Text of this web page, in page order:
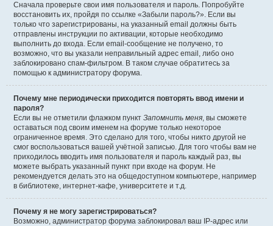
Сначала проверьте свои имя пользователя и пароль. Попробуйте
восстановить их, пройдя по ссылке «Забыли пароль?». Если вы
только что зарегистрированы, на указанный email должны быть
отправлены инструкции по активации, которые необходимо
выполнить до входа. Если email-сообщение не получено, то
возможно, что вы указали неправильный адрес email, либо оно
заблокировано спам-фильтром. В таком случае обратитесь за
помощью к администратору форума.
Почему мне периодически приходится повторять ввод имени и
пароля?
Если вы не отметили флажком пункт Запомнить меня, вы сможете
оставаться под своим именем на форуме только некоторое
ограниченное время. Это сделано для того, чтобы никто другой не
смог воспользоваться вашей учётной записью. Для того чтобы вам не
приходилось вводить имя пользователя и пароль каждый раз, вы
можете выбрать указанный пункт при входе на форум. Не
рекомендуется делать это на общедоступном компьютере, например
в библиотеке, интернет-кафе, университете и т.д.
Почему я не могу зарегистрироваться?
Возможно, администратор форума заблокировал ваш IP-адрес или